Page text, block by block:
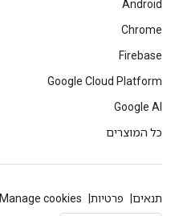
Android
Chrome
Firebase
Google Cloud Platform
Google AI
כל המוצרים
תנאים פרטיות Manage cookies